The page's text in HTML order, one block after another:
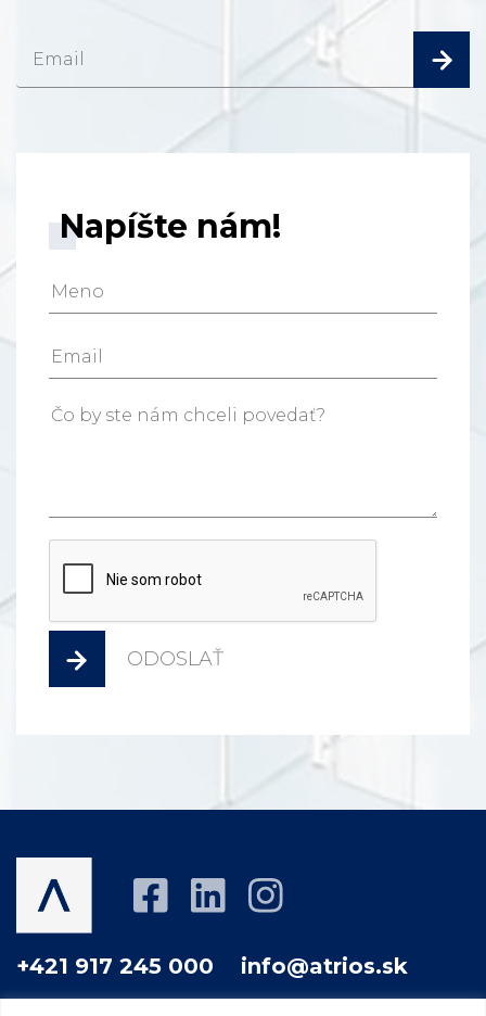
Napíšte nám!
ODOSLAŤ
+421 917 245 000 info@atrios.sk